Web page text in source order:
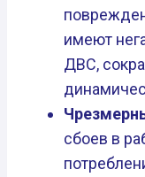
имеют
ДВС,
сбоев в